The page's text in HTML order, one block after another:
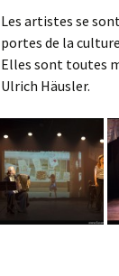
Les artistes se
portes de la
Elles sont toutes
Ulrich Häusler.